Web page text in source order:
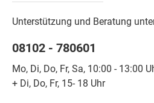
Unterstützung und Beratung
08102 - 780601
Mo, Di, Do, Fr, Sa, 10:00 - 13:00
+ Di, Do, Fr, 15- 18 Uhr